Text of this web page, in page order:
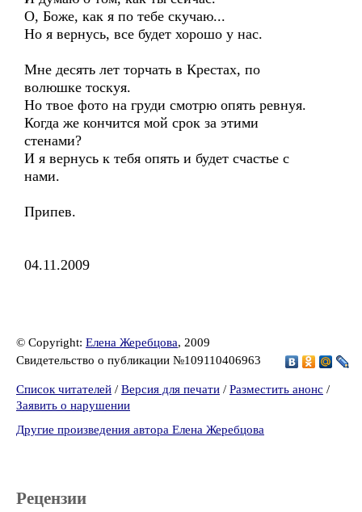
О, Боже, как я по тебе скучаю...
Но я вернусь, все будет хорошо у нас.
Мне десять лет торчать в Крестах, по
волюшке тоскуя.
Но твое фото на груди смотрю опять ревнуя.
Когда же кончится мой срок за этими
стенами?
И я вернусь к тебя опять и будет счастье с
нами.
Припев.
04.11.2009
© Copyright: Елена Жеребцова, 2009
Свидетельство о публикации №109110406963
Список читателей / Версия для печати / Разместить анонс /
Заявить о нарушении
Другие произведения автора Елена Жеребцова
Рецензии